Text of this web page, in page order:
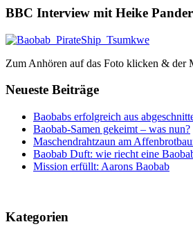
BBC Interview mit Heike
Zum Anhören auf das Foto klicken & der
Neueste Beiträge
Baobabs erfolgreich aus
Baobab-Samen gekeimt – was nun?
Maschendrahtzaun am
Baobab Duft: wie riecht eine
Mission erfüllt: Aarons Baobab
Kategorien